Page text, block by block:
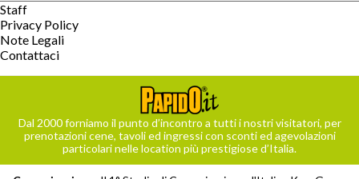
Staff
Privacy Policy
Note Legali
Contattaci
Dal 2000 forniamo il punto d’incontro a tutti i nostri visitatori, per
prenotazioni cene, tavoli ed ingressi con sconti ed agevolazioni
particolari nelle location più prestigiose d’Italia.